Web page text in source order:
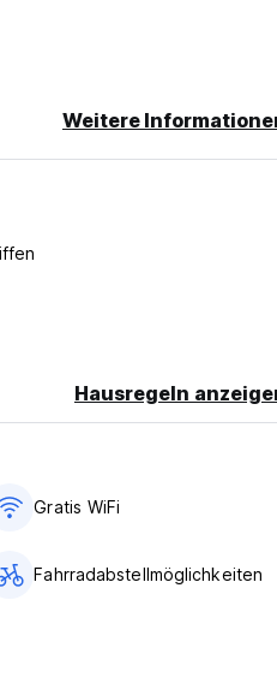
Weitere
Hausregeln
Gratis WiFi
Fahrradabstellmöglichkeiten